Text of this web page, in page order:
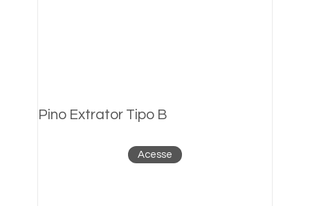
Pino Extrator Tipo B
Acesse